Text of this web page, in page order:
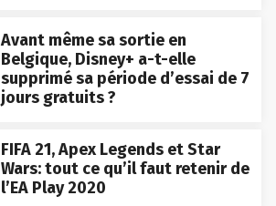
Avant même sa sortie en
Belgique, Disney+ a-t-elle
supprimé sa période d’essai de 7
jours gratuits ?
FIFA 21, Apex Legends et Star
Wars: tout ce qu’il faut retenir de
l’EA Play 2020